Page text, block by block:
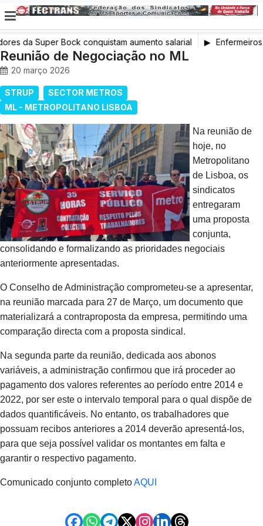
da Super Bock conquistam aumento salarial
Reunião de Negociação no ML
20 março 2026
STRUP
SECTOR METROS
ML - METROPOLITANO LISBOA
Na reunião de
hoje, no
Metropolitano
de Lisboa, os
sindicatos
entregaram
uma proposta
conjunta,
consolidando e formalizando as prioridades negociais
anteriormente apresentadas.
O Conselho de Administração comprometeu‑se a apresentar,
na reunião marcada para 27 de Março, um documento que
materializará a contraproposta da empresa, permitindo uma
comparação directa com a proposta sindical.
Na segunda parte da reunião, dedicada aos abonos
variáveis, a administração confirmou que irá proceder ao
pagamento dos valores referentes ao período entre 2014 e
2022, por ser este o intervalo temporal para o qual dispõe de
dados quantificáveis. No entanto, os trabalhadores que
possuam recibos anteriores a 2014 deverão apresentá‑los,
para que seja possível validar os montantes em falta e
garantir o respectivo pagamento.
Comunicado conjunto completoAQUI